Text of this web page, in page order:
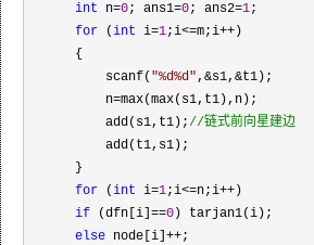
int n=0; ans1=0; ans2=1;
for (int i=1;i<=m;i++ )
      {
          scanf(
"%d%d",&s1,&t1);
          n
=max(max(s1,t1),n);
          add(s1,t1);
//链式前向星建边
          add(t1,s1);
      }
for (int i=1;i<=n;i++ )
if (dfn[i]==0 ) tarjan1(i);
else node[i]++